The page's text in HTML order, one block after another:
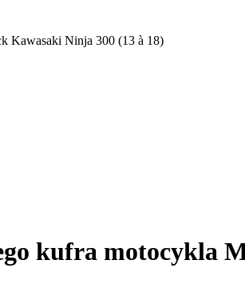
Kawasaki Ninja 300 (13 à 18)
kufra motocykla